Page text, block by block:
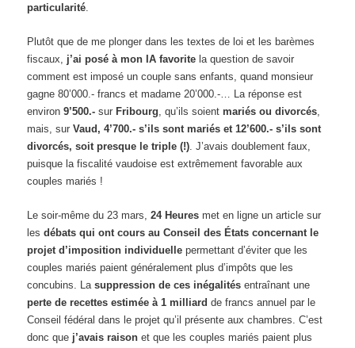
particularité
Plutôt que de me plonger dans les textes de loi et les barèmes
fiscaux, j’ai posé à mon IA favorite la question de savoir
comment est imposé un couple sans enfants, quand monsieur
gagne 80’000.- francs et madame 20’000.-… La réponse est
environ9’500.- sur Fribourg, qu’ils soientmariés ou divorcés,
mais, surVaud, 4’700.- s’ils sont mariés et 12’600.- s’ils sont
divorcés, soit presque le triple (!). J’avais doublement faux,
puisque la fiscalité vaudoise est extrêmement favorable aux
couples mariés !
Le soir-même du 23 mars,24 Heures met en ligne un article sur
lesdébats qui ont cours au Conseil des États concernant le
projet d’imposition individuelle permettant d’éviter que les
couples mariés paient généralement plus d’impôts que les
concubins. Lasuppression de ces inégalités entraînant une
perte de recettes estimée à 1 milliard de francs annuel par le
Conseil fédéral dans le projet qu’il présente aux chambres. C’est
donc que j’avais raison et que les couples mariés paient plus